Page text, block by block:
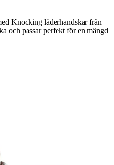
Knocking läderhandskar från
och passar perfekt för en mängd